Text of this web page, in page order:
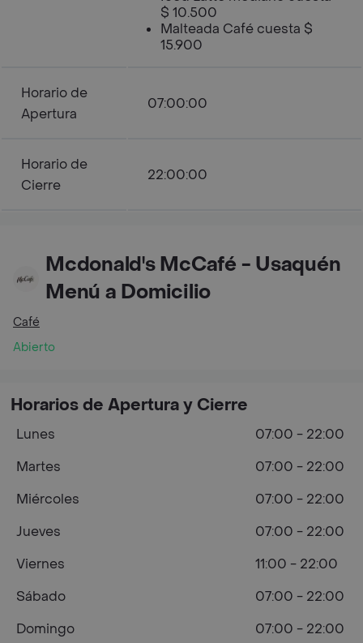
$ 10.500
Malteada Café cuesta $
15.900
Horario de
Apertura
07:00:00
Horario de
Cierre
22:00:00
Mcdonald's McCafé - Usaquén
Menú a Domicilio
Café
Abierto
Horarios de Apertura y Cierre
Lunes
07:00 - 22:00
Martes
07:00 - 22:00
Miércoles
07:00 - 22:00
Jueves
07:00 - 22:00
Viernes
11:00 - 22:00
Sábado
07:00 - 22:00
Domingo
07:00 - 22:00